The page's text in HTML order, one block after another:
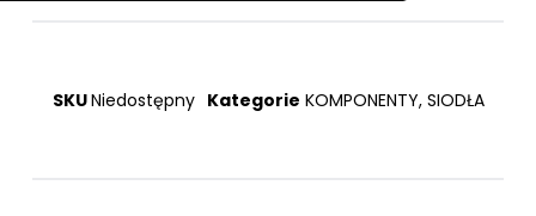
SKUNiedostępny Kategorie KOMPONENTY, SIODŁA